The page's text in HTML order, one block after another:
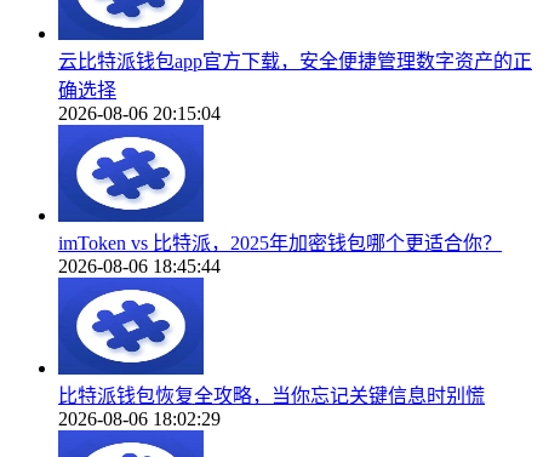
云比特派钱包app官方下载，安全便捷管理数字资产的正
确选择
2026-08-06 20:15:04
imToken vs 比特派，2025年加密钱包哪个更适合你？
2026-08-06 18:45:44
比特派钱包恢复全攻略，当你忘记关键信息时别慌
2026-08-06 18:02:29